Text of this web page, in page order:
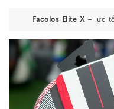
Facolos Elite X– lực